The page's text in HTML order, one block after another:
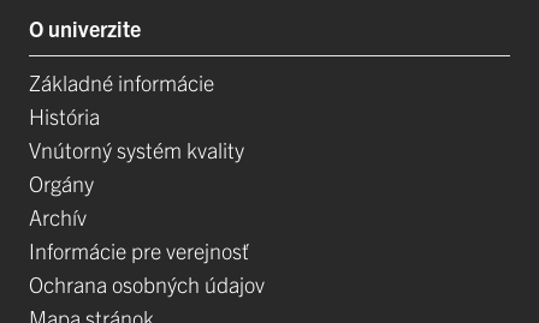
O univerzite
Základné informácie
História
Vnútorný systém kvality
Orgány
Archív
Informácie pre verejnosť
Ochrana osobných údajov